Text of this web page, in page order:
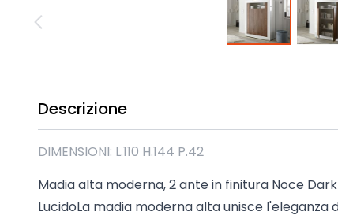
Madie industrial New
Mobili sala moderna
Descrizione
DIMENSIONI: L.110 H.144 P.42
Madia alta moderna, 2 ante in finitura Noce
LucidoLa madia moderna alta unisce l'eleganza